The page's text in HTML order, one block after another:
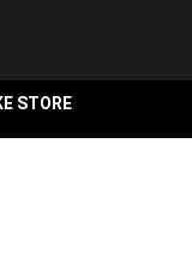
STORE